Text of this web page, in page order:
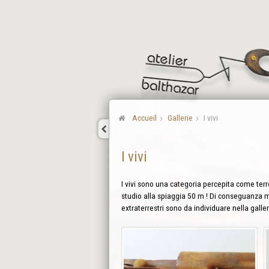
Accueil Gallerie I vivi
I vivi
I vivi sono una categoria percepita come
studio alla spiaggia 50 m ! Di conseguanza
extraterrestri sono da individuare nella